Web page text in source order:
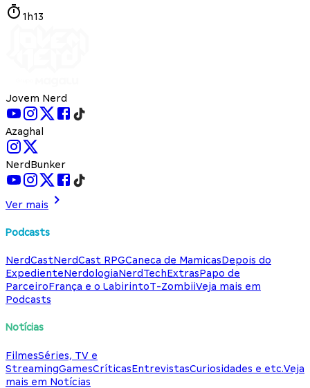
1h13
Jovem Nerd
Azaghal
NerdBunker
Ver mais
Podcasts
NerdCastNerdCast RPGCaneca de MamicasDepois do
ExpedienteNerdologiaNerdTechExtrasPapo de
ParceiroFrança e o LabirintoT-ZombiiVeja mais em
Podcasts
Notícias
FilmesSéries, TV e
StreamingGamesCríticasEntrevistasCuriosidades e etc.Veja
mais em Notícias